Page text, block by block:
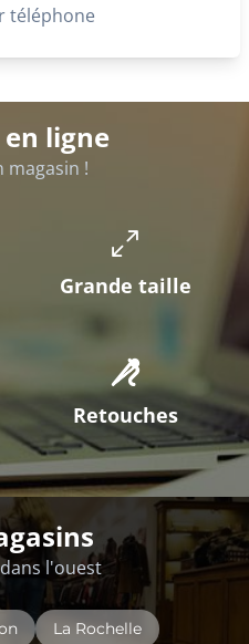
téléphone
ligne
magasin !
Grande taille
Retouches
l'ouest
La Rochelle